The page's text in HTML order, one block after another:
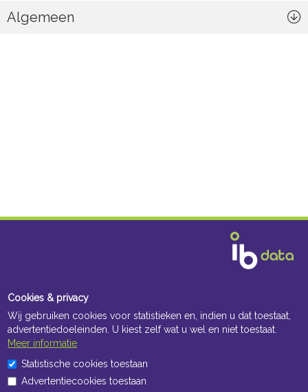
Algemeen
Openingstijden Kantoor
Cookies & privacy
Wij gebruiken cookies voor statistieken en, indien u dat toestaat,
advertentiedoeleinden. U kiest zelf wat u wel en niet toestaat.
Meer informatie
Statistische cookies toestaan
Advertentiecookies toestaan